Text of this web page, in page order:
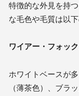
特徴的な外見を持
な毛色や毛質は以下
ワイアー・フォッ
ホワイトベースが
（薄茶色）、ブラ